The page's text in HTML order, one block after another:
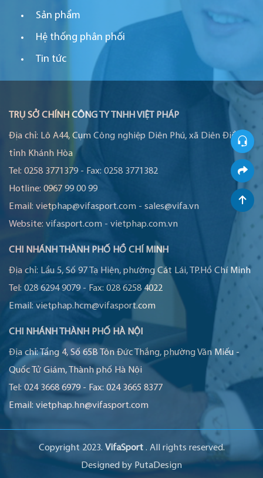
Sản phẩm
Hệ thống phân phối
Tin tức
TRỤ SỞ CHÍNH CÔNG TY TNHH VIỆT PHÁP
Địa chỉ: Lô A44, Cụm Công nghiệp Diên Phú, xã Diên Điền,
tỉnh Khánh Hòa
Tel: 0258 3771379 - Fax: 0258 3771382
Hotline: 0967 99 00 99
Email: vietphap@vifasport.com - sales@vifa.vn
Website: vifasport.com - vietphap.com.vn
CHI NHÁNH THÀNH PHỐ HỒ CHÍ MINH
Địa chỉ: Lầu 5, Số 97 Tạ Hiện, phường Cát Lái, TP.Hồ Chí Minh
Tel: 028 6294 9079- Fax: 028 6258 4022
Email: vietphap.hcm@vifasport.com
CHI NHÁNH THÀNH PHỐ HÀ NỘI
Địa chỉ:Tầng 4, Số 65B Tôn Đức Thắng, phường Văn Miếu -
Quốc Tử Giám, Thành phố Hà Nội
Tel: 024 3668 6979- Fax: 024 3665 8377
Email: vietphap.hn@vifasport.com
Copyright 2023. VifaSport . All rights reserved.
Designed by PutaDesign